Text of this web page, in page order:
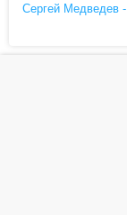
Сергей Медведев